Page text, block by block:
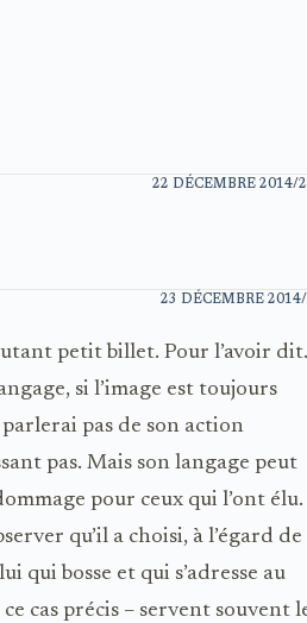
22 DÉCEMBRE 2014/
23 DÉCEMBRE
petit billet. Pour l’avoir dit.
si l’image est toujours
pas de son action
pas. Mais son langage peut
pour ceux qui l’ont élu.
qu’il a choisi, à l’égard de
qui bosse et qui s’adresse au
cas précis – servent souvent